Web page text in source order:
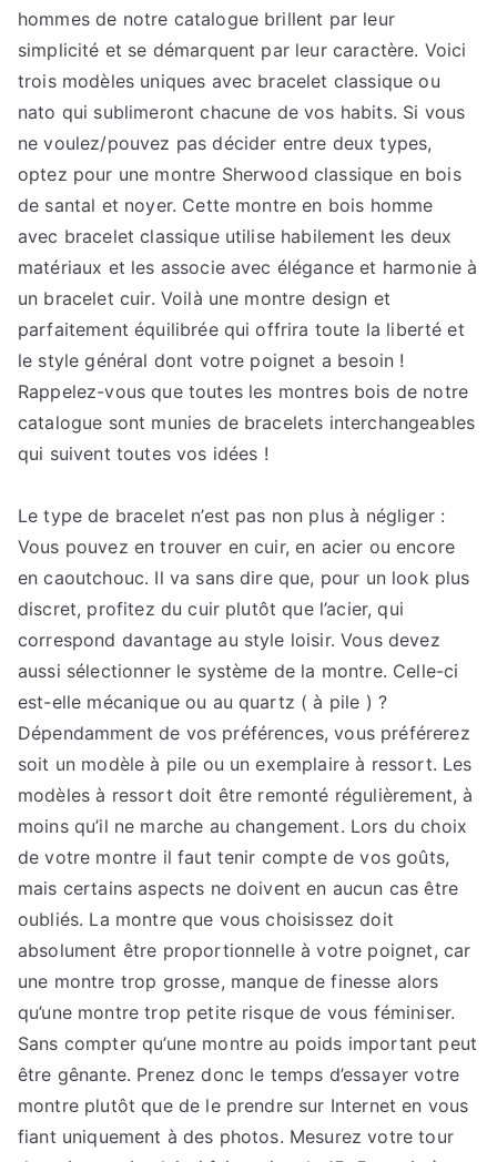
hommes de notre catalogue brillent par leur
simplicité et se démarquent par leur caractère. Voici
trois modèles uniques avec bracelet classique ou
nato qui sublimeront chacune de vos habits. Si vous
ne voulez/pouvez pas décider entre deux types,
optez pour une montre Sherwood classique en bois
de santal et noyer. Cette montre en bois homme
avec bracelet classique utilise habilement les deux
matériaux et les associe avec élégance et harmonie à
un bracelet cuir. Voilà une montre design et
parfaitement équilibrée qui offrira toute la liberté et
le style général dont votre poignet a besoin !
Rappelez-vous que toutes les montres bois de notre
catalogue sont munies de bracelets interchangeables
qui suivent toutes vos idées !
Le type de bracelet n’est pas non plus à négliger :
Vous pouvez en trouver en cuir, en acier ou encore
en caoutchouc. Il va sans dire que, pour un look plus
discret, profitez du cuir plutôt que l’acier, qui
correspond davantage au style loisir. Vous devez
aussi sélectionner le système de la montre. Celle-ci
est-elle mécanique ou au quartz ( à pile ) ?
Dépendamment de vos préférences, vous préférerez
soit un modèle à pile ou un exemplaire à ressort. Les
modèles à ressort doit être remonté régulièrement, à
moins qu’il ne marche au changement. Lors du choix
de votre montre il faut tenir compte de vos goûts,
mais certains aspects ne doivent en aucun cas être
oubliés. La montre que vous choisissez doit
absolument être proportionnelle à votre poignet, car
une montre trop grosse, manque de finesse alors
qu’une montre trop petite risque de vous féminiser.
Sans compter qu’une montre au poids important peut
être gênante. Prenez donc le temps d’essayer votre
montre plutôt que de le prendre sur Internet en vous
fiant uniquement à des photos. Mesurez votre tour